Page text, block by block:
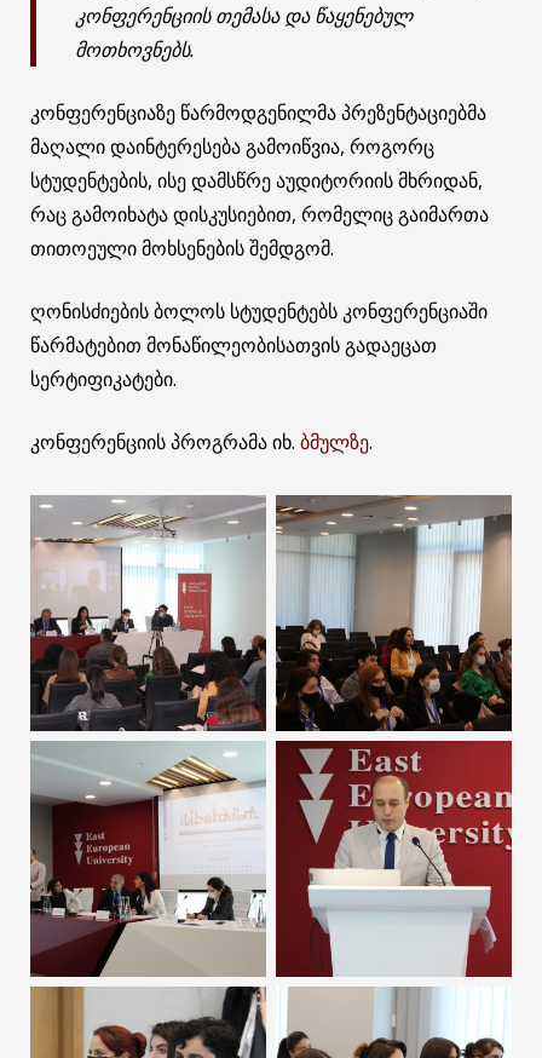
კონფერენციის თემასა და წაყენებულ
მოთხოვნებს.
კონფერენციაზე წარმოდგენილმა პრეზენტაციებმა
მაღალი დაინტერესება გამოიწვია, როგორც
სტუდენტების, ისე დამსწრე აუდიტორიის მხრიდან,
რაც გამოიხატა დისკუსიებით, რომელიც გაიმართა
თითოეული მოხსენების შემდგომ.
ღონისძიების ბოლოს სტუდენტებს კონფერენციაში
წარმატებით მონაწილეობისათვის გადაეცათ
სერტიფიკატები.
კონფერენციის პროგრამა იხ. ბმულზე.